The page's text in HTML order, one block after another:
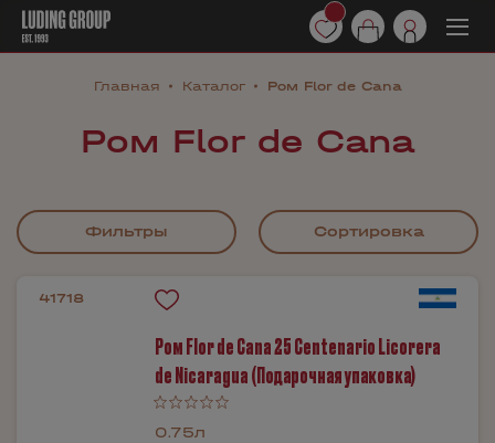
Главная Каталог Ром Flor de Cana
Ром Flor de Cana
Фильтры Сортировка
41718
Ром Flor de Cana 25 Centenario Licorera
de Nicaragua (Подарочная упаковка)
0.75л